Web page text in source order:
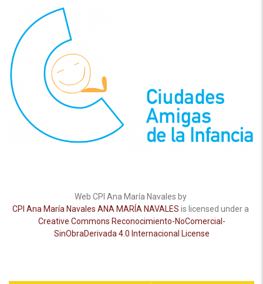
Web CPI Ana María Navales by
CPI Ana María Navales ANA MARÍA NAVALES is licensed under a
Creative Commons Reconocimiento-NoComercial-
SinObraDerivada 4.0 Internacional License